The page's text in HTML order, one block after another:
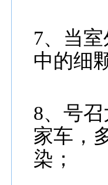
7、当
中的细
8、号
家车，
染；